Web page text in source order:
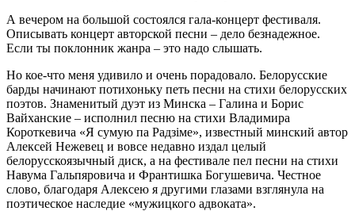
А вечером на большой состоялся гала-концерт фестиваля.
Описывать концерт авторской песни – дело безнадежное.
Если ты поклонник жанра – это надо слышать.
Но кое-что меня удивило и очень порадовало. Белорусские
барды начинают потихоньку петь песни на стихи белорусских
поэтов. Знаменитый дуэт из Минска – Галина и Борис
Вайханские – исполнил песню на стихи Владимира
Короткевича «Я сумую па Радзіме», известный минский автор
Алексей Нежевец и вовсе недавно издал целый
белорусскоязычный диск, а на фестивале пел песни на стихи
Навума Гальпяровича и Франтишка Богушевича. Честное
слово, благодаря Алексею я другими глазами взглянула на
поэтическое наследие «мужицкого адвоката».